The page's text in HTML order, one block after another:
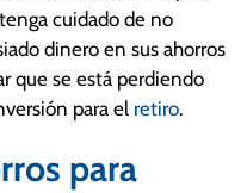
cuidado de no
dinero en sus ahorros
que se está perdiendo
para el retiro.
para